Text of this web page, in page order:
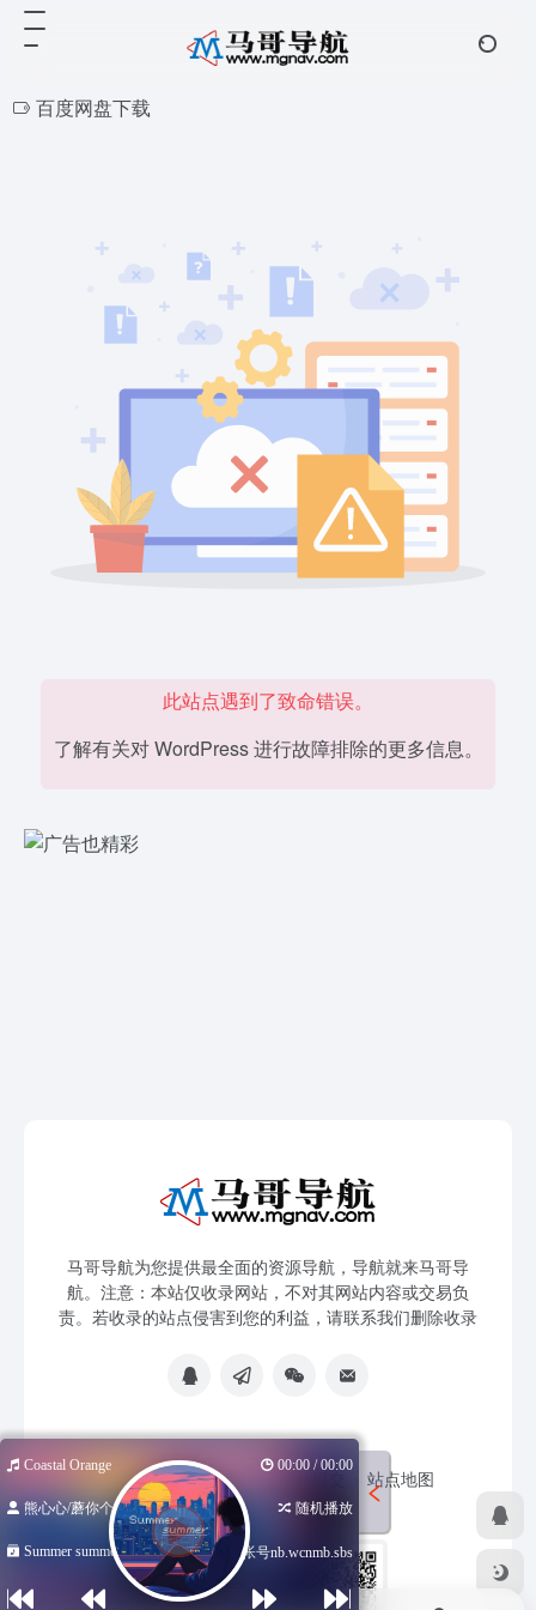
百度网盘下载
此站点遇到了致命错误。
了解有关对 WordPress 进行故障排除的更多信息。
马哥导航为您提供最全面的资源导航，导航就来马哥导
航。注意：本站仅收录网站，不对其网站内容或交易负
责。若收录的站点侵害到您的利益，请联系我们删除收录
免责声明 友链申请 站点地图
Coastal Orange 00:00 / 00:00
熊心心/蘑你个... 随机播放
Summer summe... 低价海外帐号nb.wcnmb.sbs